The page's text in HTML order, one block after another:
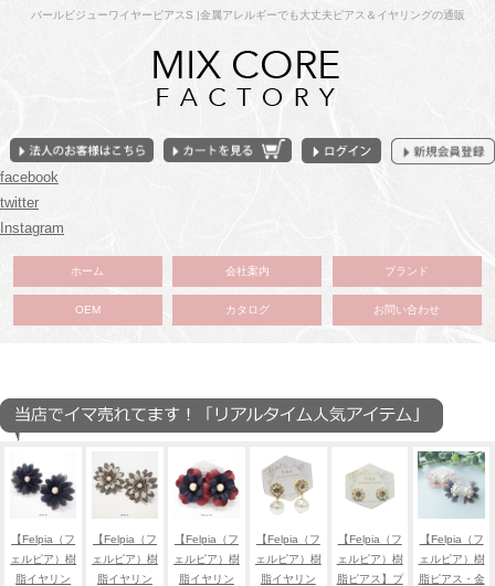
パールビジューワイヤーピアスS |金属アレルギーでも大丈夫ピアス＆イヤリングの通販
facebook
twitter
Instagram
ホーム 会社案内 ブランド
OEM カタログ お問い合わせ
【Felpia（フ
ェルピア）樹
脂イヤリン
【Felpia（フ
ェルピア）樹
脂イヤリン
【Felpia（フ
ェルピア）樹
脂イヤリン
【Felpia（フ
ェルピア）樹
脂イヤリン
【Felpia（フ
ェルピア）樹
脂ピアス】プ
【Felpia（フ
ェルピア）樹
脂ピアス・金